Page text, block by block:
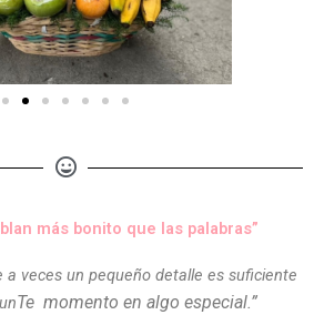
más bonito que las palabras”
a veces un pequeño detalle es suficiente
Te momento en algo especial.”